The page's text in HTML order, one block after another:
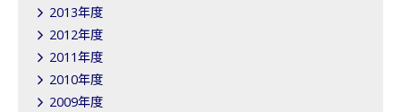
2013年度
2012年度
2011年度
2010年度
2009年度